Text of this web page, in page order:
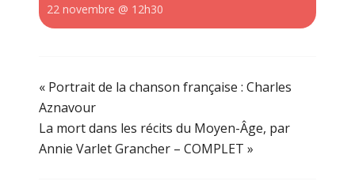
22 novembre @ 12h30
«Portrait de la chanson française : Charles
Aznavour
La mort dans les récits du Moyen-Âge, par
Annie Varlet Grancher – COMPLET »